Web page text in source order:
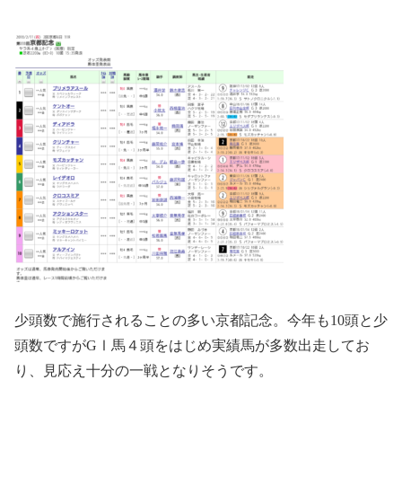
少頭数で施行されることの多い京都記念。今年も10頭と少
頭数ですがGⅠ馬４頭をはじめ実績馬が多数出走してお
り、見応え十分の一戦となりそうです。